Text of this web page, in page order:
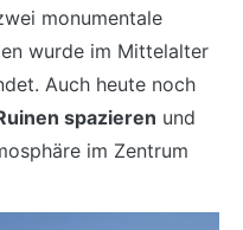
monumentale
wurde im Mittelalter
Auch heute noch
spazieren und
im Zentrum